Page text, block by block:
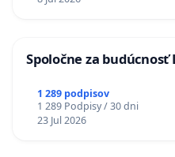
Spoločne za budúcnosť
1 289 podpisov
1 289 Podpisy / 30 dni
23 Jul 2026